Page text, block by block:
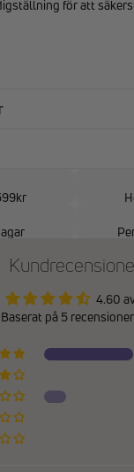
för att
4.60
Baserat på 5 recensioner